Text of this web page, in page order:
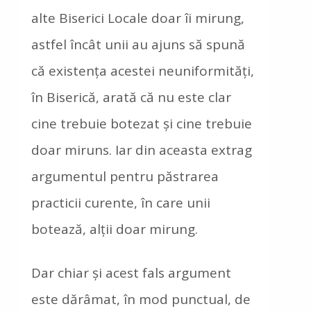
alte Biserici Locale doar îi mirung,
astfel încât unii au ajuns să spună
că existenţa acestei neuniformităţi,
în Biserică, arată că nu este clar
cine trebuie botezat şi cine trebuie
doar miruns. Iar din aceasta extrag
argumentul pentru păstrarea
practicii curente, în care unii
botează, alţii doar mirung.
Dar chiar şi acest fals argument
este dărâmat, în mod punctual, de